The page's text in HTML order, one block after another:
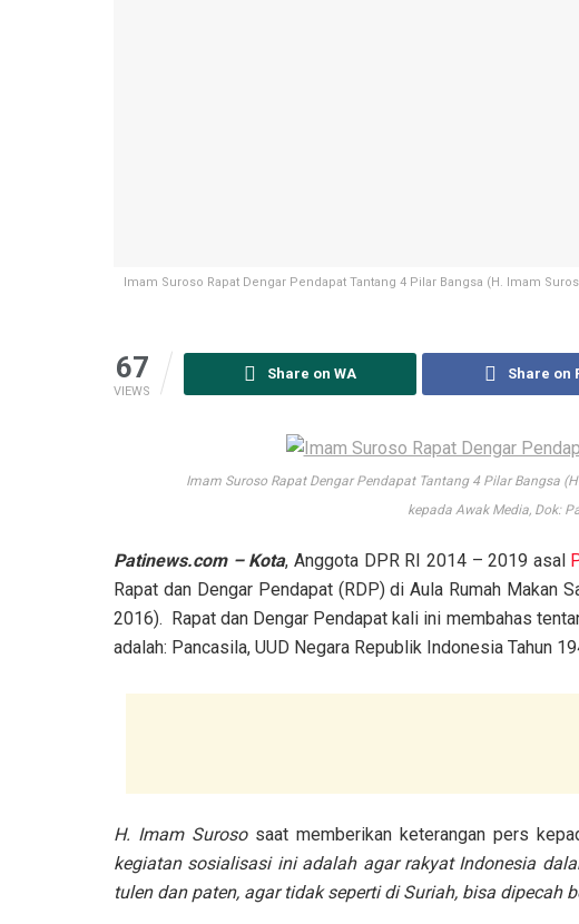
Imam Suroso Rapat Dengar Pendapat Tantang 4 Pilar Bangsa (H. Imam
67
VIEWS
Share on WA Share on
Imam Suroso Rapat Dengar Pendapat Tantang 4 Pilar Bangsa
kepada Awak Media, Dok:
Patinews.com – Kota, Anggota DPR RI 2014 – 2019 asal
Rapat dan Dengar Pendapat (RDP) di Aula Rumah Makan
2016). Rapat dan Dengar Pendapat kali ini membahas
adalah: Pancasila, UUD Negara Republik Indonesia Tahun
H. Imam Surososaat memberikan keterangan pers
kegiatan sosialisasi ini adalah agar rakyat Indonesia
tulen dan paten, agar tidak seperti di Suriah, bisa dipecah